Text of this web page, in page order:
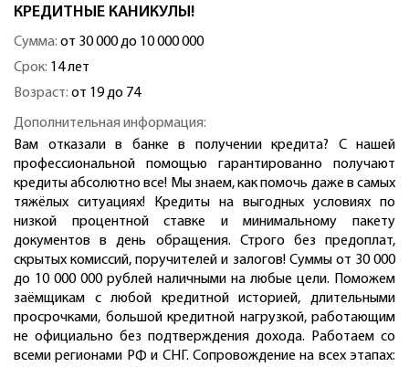
КРЕДИТНЫЕ КАНИКУЛЫ!
Сумма: от 30 000 до 10 000 000
Срок: 14 лет
Возраст: от 19 до 74
Дополнительная информация:
Вам отказали в банке в получении кредита? С нашей
профессиональной помощью гарантированно получают
кредиты абсолютно все! Мы знаем, как помочь даже в самых
тяжёлых ситуациях! Кредиты на выгодных условиях по
низкой процентной ставке и минимальному пакету
документов в день обращения. Строго без предоплат,
скрытых комиссий, поручителей и залогов! Суммы от 30 000
до 10 000 000 рублей наличными на любые цели. Поможем
заёмщикам с любой кредитной историей, длительными
просрочками, большой кредитной нагрузкой, работающим
не официально без подтверждения дохода. Работаем со
всеми регионами РФ и СНГ. Сопровождение на всех этапах: